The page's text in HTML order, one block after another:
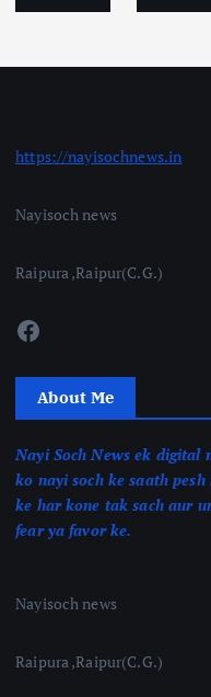
https://nayisochnews.in
Nayisoch news
Raipura ,Raipur(C.G.)
Facebook
About Me
Nayi Soch News ek
ko nayi soch ke saath
ke har kone tak sach aur
fear ya favor ke.
Nayisoch news
Raipura ,Raipur(C.G.)